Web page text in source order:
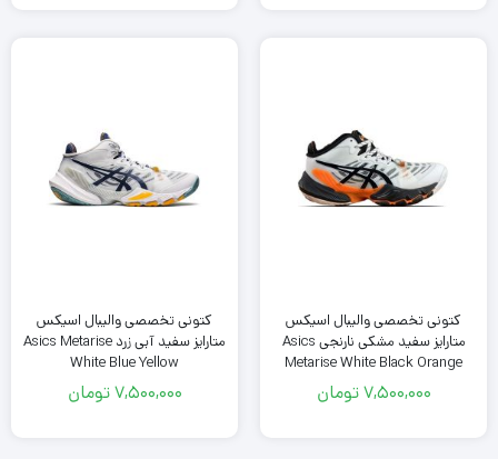
کتونی تخصصی والیبال اسیکس
متارایز سفید مشکی نارنجی Asics
Metarise White Black Orange
7,500,000تومان
کتونی تخصصی والیبال اسیکس
متارایز سفید آبی زرد Asics Metarise
White Blue Yellow
7,500,000تومان